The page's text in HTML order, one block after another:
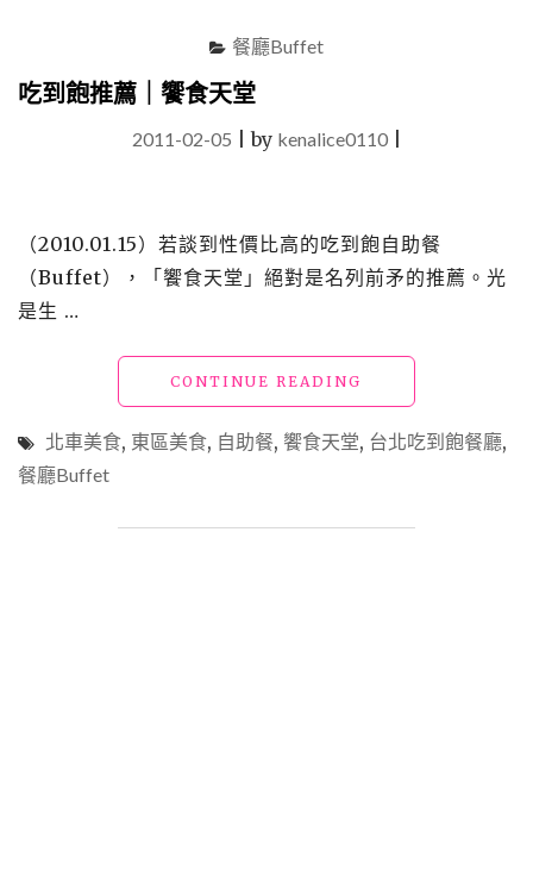
餐廳Buffet
吃到飽推薦｜饗食天堂
2011-02-05 |by kenalice0110|
（2010.01.15）若談到性價比高的吃到飽自助餐
（Buffet），「饗食天堂」絕對是名列前矛的推薦。光
是生 …
CONTINUE READING
到
飽
推
饗
北車美食, 東區美食, 自助餐, 饗食天堂, 台北吃到飽餐廳,
餐廳Buffet